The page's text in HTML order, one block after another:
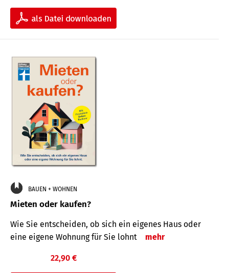
BAUEN + WOHNEN
Mieten oder kaufen?
Wie Sie entscheiden, ob sich ein eigenes Haus oder
eine eigene Wohnung für Sie lohnt
mehr
22,90 €